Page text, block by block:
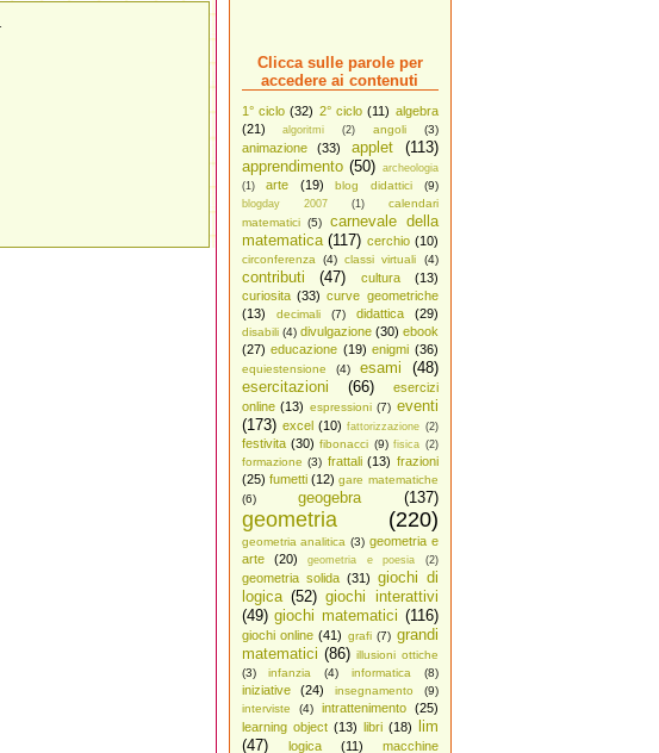
Clicca sulle parole per
accedere ai contenuti
1° ciclo (32) 2° ciclo (11) algebra
(21)
algoritmi (2) angoli (3)
animazione (33) applet
(113)
apprendimento (50) archeologia
(1)
arte (19) blog didattici (9)
blogday 2007 (1)
calendari
matematici
(5)
carnevale della
matematica (117) cerchio (10)
circonferenza (4) classi virtuali (4)
contributi (47) cultura
(13)
curiosita (33) curve geometriche
(13)
decimali (7) didattica (29)
disabili (4) divulgazione (30) ebook
(27) educazione (19) enigmi (36)
equiestensione (4) esami
(48)
esercitazioni
(66)
esercizi
online (13) espressioni (7) eventi
(173) excel (10) fattorizzazione (2)
festivita (30) fibonacci (9) fisica (2)
formazione (3) frattali (13) frazioni
(25) fumetti (12) gare matematiche
(6)
geogebra (137)
geometria (220)
geometria analitica (3) geometria e
arte
(20) geometria e poesia (2)
geometria solida (31) giochi di
logica (52) giochi interattivi
(49) giochi matematici (116)
giochi online (41) grafi (7) grandi
matematici (86) illusioni ottiche
(3)
infanzia (4) informatica (8)
iniziative (24) insegnamento
(9)
interviste
(4) intrattenimento
(25)
learning object (13) libri (18)
lim
(47)
logica (11)
macchine